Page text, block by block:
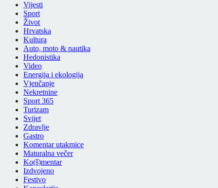
Vijesti
Sport
Život
Hrvatska
Kultura
Auto, moto & nautika
Hedonistika
Video
Energija i ekologija
Vjenčanje
Nekretnine
Sport 365
Turizam
Svijet
Zdravlje
Gastro
Komentar utakmice
Maturalna večer
Ko(š)mentar
Izdvojeno
Festivo